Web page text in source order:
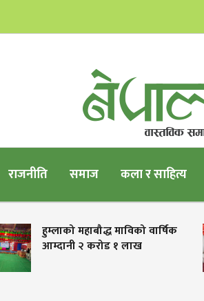
राजनीति समाज कला र साहित्य
हुम्लाको महाबौद्ध माविको वार्षिक
आम्दानी २ करोड १ लाख